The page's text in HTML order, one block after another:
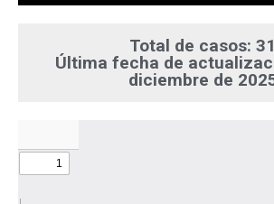
Total de casos: 31
Última fecha de
diciembre de